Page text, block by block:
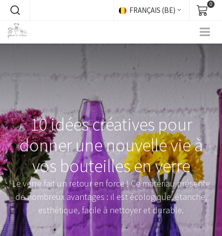
FRANÇAIS (BE)
0
10 idées créatives pour
donner une nouvelle vie à
vos bouteilles en verre
Le verre fait un retour en force ! Ce matériau présente
de nombreux avantages : il est écologique, étanche,
esthétique, facile à nettoyer et durable.